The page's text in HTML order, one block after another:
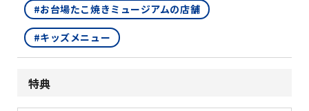
#お台場たこ焼きミュージアムの店舗
#キッズメニュー
特典